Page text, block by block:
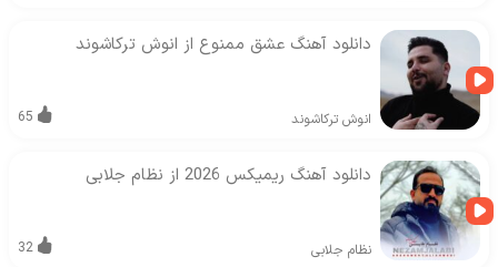
دانلود آهنگ عشق ممنوع از انوش ترکاشوند
انوش ترکاشوند 65
دانلود آهنگ ریمیکس 2026 از نظام جلابی
نظام جلابی 32